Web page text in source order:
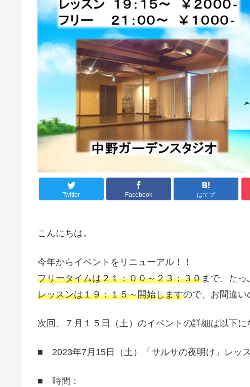
Twitter Facebook はてブ
こんにちは。
今年からイベントをリニューアル！！
フリータイムは２１：００～２３：３０ まで、たっ
レッスンは１９：１５～開始しますので、お間違い
次回、７月１５日（土）のイベントの詳細は以下に
■ 2023年7月15日（土）「サルサの夜明け」レッ
■ 時間：